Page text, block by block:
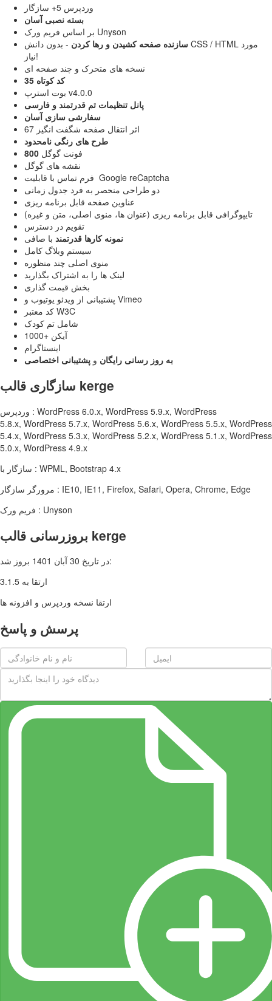
وردپرس 5+ سازگار
بسته نصبی آسان
بر اساس فریم ورک Unyson
سازنده صفحه کشیدن و رها کردن - بدون دانش CSS / HTML مورد
نیاز!
نسخه های متحرک و چند صفحه ای
35 کد کوتاه
بوت استرپ v4.0.0
پانل تنظیمات تم قدرتمند و فارسی
سفارشی سازی آسان
67 اثر انتقال صفحه شگفت انگیز
طرح های رنگی نامحدود
800 فونت گوگل
نقشه های گوگل
فرم تماس با قابلیت Google reCaptcha
دو طراحی منحصر به فرد جدول زمانی
عناوین صفحه قابل برنامه ریزی
تایپوگرافی قابل برنامه ریزی (عنوان ها، منوی اصلی، متن و غیره)
تقویم در دسترس
نمونه کارها قدرتمند با صافی
سیستم وبلاگ کامل
منوی اصلی چند منظوره
لینک ها را به اشتراک بگذارید
بخش قیمت گذاری
پشتیبانی از ویدئو یوتیوب و Vimeo
کد معتبر W3C
شامل تم کودک
1000+ آیکن
اینستاگرام
به روز رسانی رایگان و پشتیبانی اختصاصی
سازگاری قالب kerge
وردپرس : WordPress 6.0.x, WordPress 5.9.x, WordPress
5.8.x, WordPress 5.7.x, WordPress 5.6.x, WordPress 5.5.x, WordPress
5.4.x, WordPress 5.3.x, WordPress 5.2.x, WordPress 5.1.x, WordPress
5.0.x, WordPress 4.9.x
سازگار با : WPML, Bootstrap 4.x
مرورگر سازگار : IE10, IE11, Firefox, Safari, Opera, Chrome, Edge
فریم ورک : Unyson
بروزرسانی قالب kerge
در تاریخ 30 آبان 1401 بروز شد:
ارتقا به 3.1.5
ارتقا نسخه وردپرس و افزونه ها
پرسش و پاسخ